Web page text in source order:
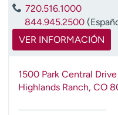
720.516.1000
844.945.2500
VER INFORMACIÓN
1500 Park Central Drive
Highlands Ranch, CO